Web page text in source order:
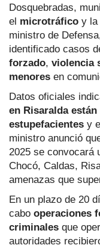
Dosquebradas,
el microtráfico y la
ministro de
identificado casos
forzado, violencia
menores en
Datos oficiales
en Risaralda
estupefacientes y
ministro anunció
2025 se convocará
Chocó, Caldas,
amenazas que
En un plazo de 20
cabo operaciones
criminales que
autoridades